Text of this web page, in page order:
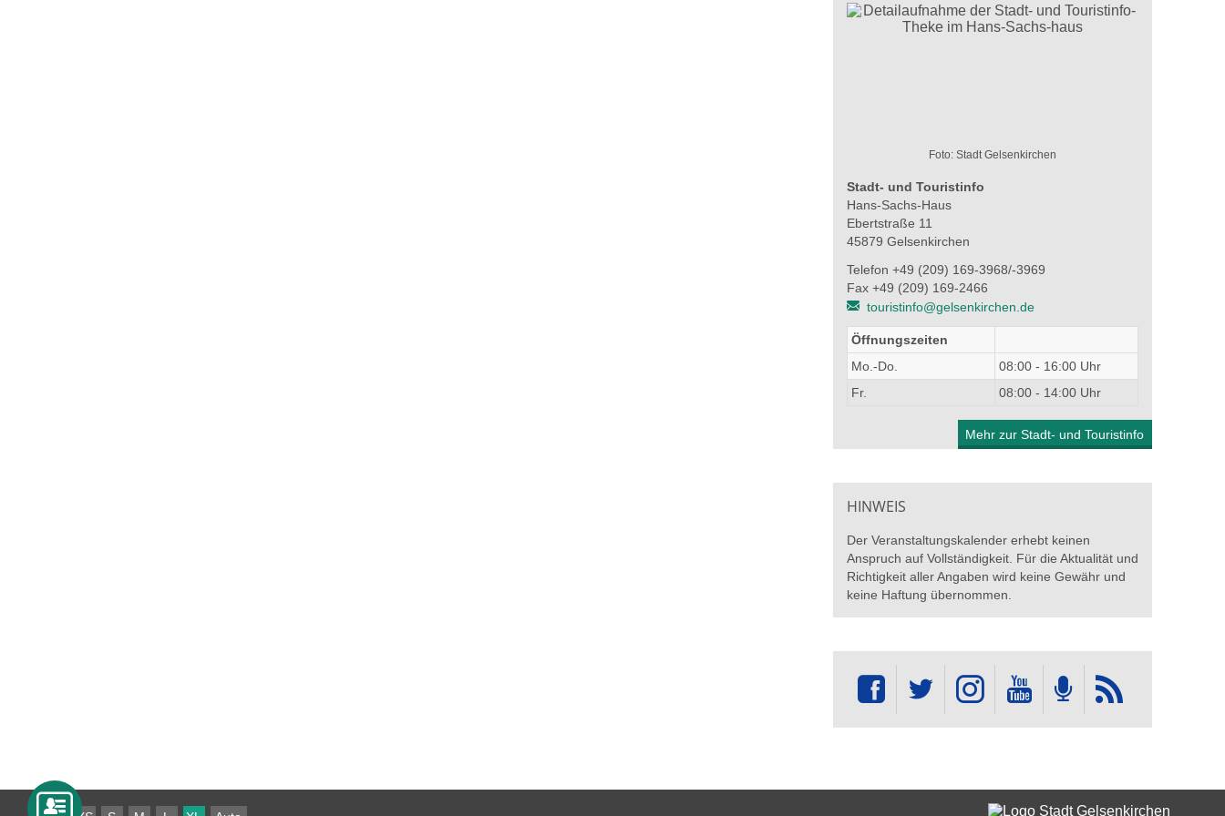
Foto: Stadt Gelsenkirchen
Stadt- und Touristinfo
Hans-Sachs-Haus
Ebertstraße 11
45879 Gelsenkirchen
Telefon +49 (209) 169-3968/-3969
Fax +49 (209) 169-2466
touristinfo@gelsenkirchen.de
Öffnungszeiten
Mo.-Do.
08:00 - 16:00 Uhr
Fr.
08:00 - 14:00 Uhr
Mehr zur Stadt- und Touristinfo
HINWEIS
Der Veranstaltungskalender erhebt keinen
Anspruch auf Vollständigkeit. Für die Aktualität und
Richtigkeit aller Angaben wird keine Gewähr und
keine Haftung übernommen.